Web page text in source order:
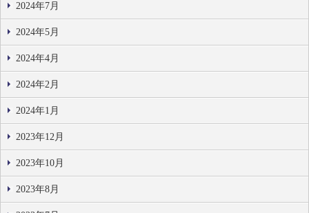
2024年7月
2024年5月
2024年4月
2024年2月
2024年1月
2023年12月
2023年10月
2023年8月